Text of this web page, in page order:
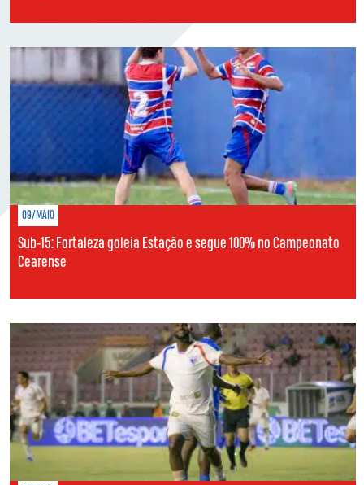
09/MAIO
Sub-15: Fortaleza goleia Estação e segue 100% no Campeonato
Cearense